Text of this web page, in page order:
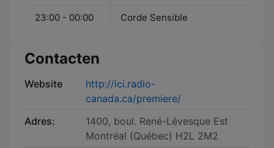
23:00 - 00:00 Corde Sensible
Contacten
Website
http://ici.radio-
canada.ca/premiere/
Adres:
1400, boul. René-Lévesque Est
Montréal (Québec) H2L 2M2